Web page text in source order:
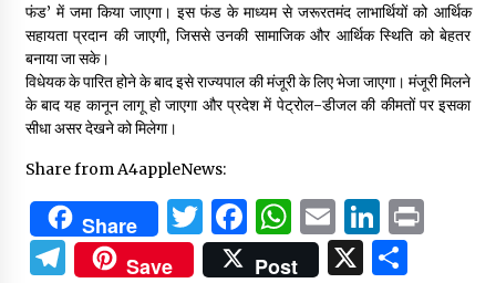
फंड’ में जमा किया जाएगा। इस फंड के माध्यम से जरूरतमंद लाभार्थियों को आर्थिक
सहायता प्रदान की जाएगी, जिससे उनकी सामाजिक और आर्थिक स्थिति को बेहतर
बनाया जा सके।
विधेयक के पारित होने के बाद इसे राज्यपाल की मंजूरी के लिए भेजा जाएगा। मंजूरी मिलने
के बाद यह कानून लागू हो जाएगा और प्रदेश में पेट्रोल-डीजल की कीमतों पर इसका
सीधा असर देखने को मिलेगा।
Share from A4appleNews:
Share Twitter
Facebook
WhatsApp
Email
Telegram
Save Post X